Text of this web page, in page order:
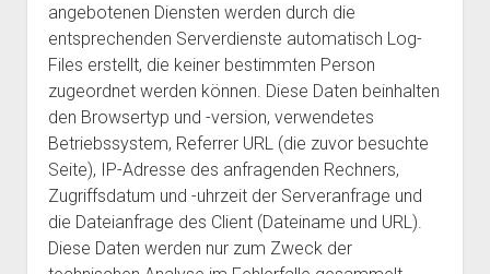
angebotenen Diensten werden durch die
entsprechenden Serverdienste automatisch Log-
Files erstellt, die keiner bestimmten Person
zugeordnet werden können. Diese Daten beinhalten
den Browsertyp und -version, verwendetes
Betriebssystem, Referrer URL (die zuvor besuchte
Seite), IP-Adresse des anfragenden Rechners,
Zugriffsdatum und -uhrzeit der Serveranfrage und
die Dateianfrage des Client (Dateiname und URL).
Diese Daten werden nur zum Zweck der